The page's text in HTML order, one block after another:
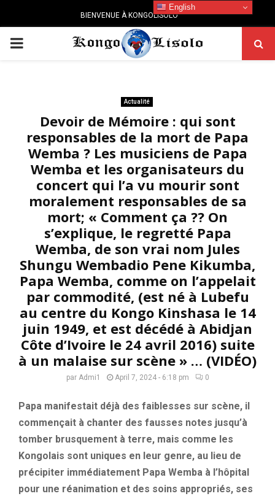
BIENVENUE À KONGOLISOLO
PRIMARY
Actualité
Devoir de Mémoire : qui sont
responsables de la mort de Papa
Wemba ? Les musiciens de Papa
Wemba et les organisateurs du
concert qui l’a vu mourir sont
moralement responsables de sa
mort; « Comment ça ?? On
s’explique, le regretté Papa
Wemba, de son vrai nom Jules
Shungu Wembadio Pene Kikumba,
Papa Wemba, comme on l’appelait
par commodité, (est né à Lubefu
au centre du Kongo Kinshasa le 14
juin 1949, et est décédé à Abidjan
Côte d’Ivoire le 24 avril 2016) suite
à un malaise sur scène » … (VIDÉO)
par Admi1 April 7, 2024 - 6:18 pm 0
Papa manifestait déjà des faiblesses sur scène, il
commençait à chanter des fausses notes jusqu’à
tomber brusquement à terre, mais comme les
Kongolais sont uniques en leur genre, au lieu de
précipiter immédiatement Papa Wemba à l’hôpital
pour une réanimation et des soins appropriés, ses
English